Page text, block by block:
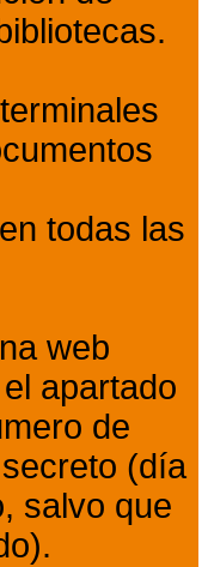
todas las
web
apartado
de
(día
salvo que